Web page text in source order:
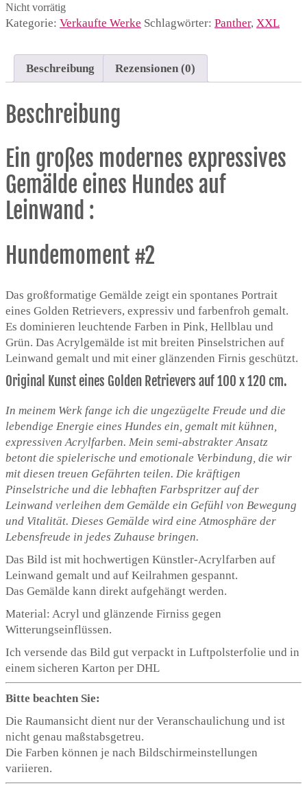
Nicht vorrätig
Kategorie: Verkaufte Werke Schlagwörter: Panther, XXL
Beschreibung Rezensionen (0)
Beschreibung
Ein großes modernes expressives
Gemälde eines Hundes auf
Leinwand :
Hundemoment #2
Das großformatige Gemälde zeigt ein spontanes Portrait
eines Golden Retrievers, expressiv und farbenfroh gemalt.
Es dominieren leuchtende Farben in Pink, Hellblau und
Grün. Das Acrylgemälde ist mit breiten Pinselstrichen auf
Leinwand gemalt und mit einer glänzenden Firnis geschützt.
Original Kunst eines Golden Retrievers auf 100 x 120 cm.
In meinem Werk fange ich die ungezügelte Freude und die
lebendige Energie eines Hundes ein, gemalt mit kühnen,
expressiven Acrylfarben. Mein semi-abstrakter Ansatz
betont die spielerische und emotionale Verbindung, die wir
mit diesen treuen Gefährten teilen. Die kräftigen
Pinselstriche und die lebhaften Farbspritzer auf der
Leinwand verleihen dem Gemälde ein Gefühl von Bewegung
und Vitalität. Dieses Gemälde wird eine Atmosphäre der
Lebensfreude in jedes Zuhause bringen.
Das Bild ist mit hochwertigen Künstler-Acrylfarben auf
Leinwand gemalt und auf Keilrahmen gespannt.
Das Gemälde kann direkt aufgehängt werden.
Material: Acryl und glänzende Firniss gegen
Witterungseinflüssen.
Ich versende das Bild gut verpackt in Luftpolsterfolie und in
einem sicheren Karton per DHL
Bitte beachten Sie:
Die Raumansicht dient nur der Veranschaulichung und ist
nicht genau maßstabsgetreu.
Die Farben können je nach Bildschirmeinstellungen
variieren.